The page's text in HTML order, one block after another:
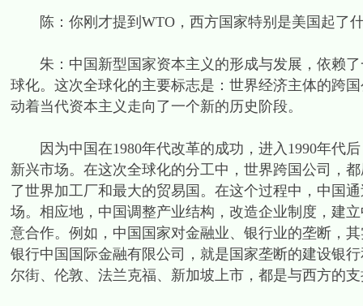
陈：你刚才提到WTO，西方国家特别是美国起了
朱：中国新型国家资本主义的形成与发展，依赖了
球化。这次全球化的主要标志是：世界经济主体的跨
动着当代资本主义走向了一个新的历史阶段。
因为中国在1980年代改革的成功，进入1990年代
新兴市场。在这次全球化的分工中，世界跨国公司，
了世界加工厂和最大的贸易国。在这个过程中，中国
场。相应地，中国调整产业结构，改造企业制度，建
意合作。例如，中国国家对金融业、银行业的垄断，
银行中国国际金融有限公司，就是国家垄断的建设银
尔街、伦敦、法兰克福、新加坡上市，都是与西方的